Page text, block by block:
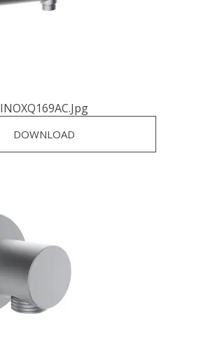
INOXQ169AC.jpg
DOWNLOAD